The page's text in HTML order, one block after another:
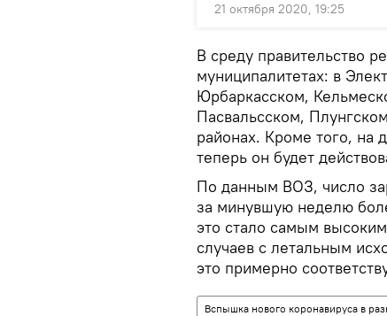
21 октября 2020, 19:25
В среду правительство
муниципалитетах: в
Юрбаркасском,
Пасвальсском,
районах. Кроме того, на
теперь он будет
По данным ВОЗ, число
за минувшую неделю
это стало самым
случаев с летальным
это примерно
Вспышка нового коронавируса в